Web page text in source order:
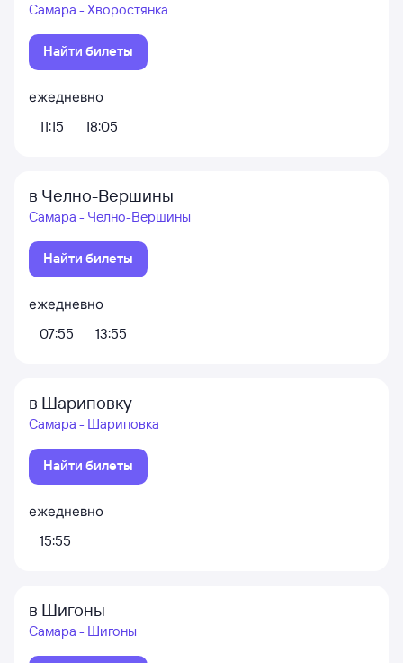
Самара - Хворостянка
Найти билеты
ежедневно
11:15
18:05
в Челно-Вершины
Самара - Челно-Вершины
Найти билеты
ежедневно
07:55
13:55
в Шариповку
Самара - Шариповка
Найти билеты
ежедневно
15:55
в Шигоны
Самара - Шигоны